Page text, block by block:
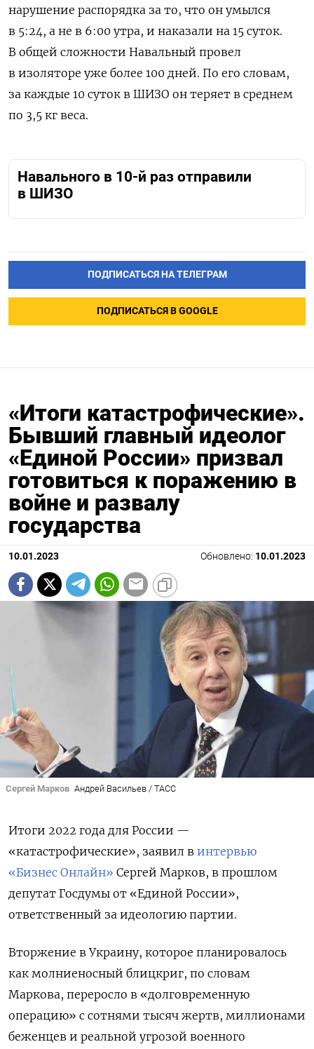
нарушение распорядка за то, что он умылся
в 5:24, а не в 6:00 утра, и наказали на 15 суток.
В общей сложности Навальный провел
в изоляторе уже более 100 дней. По его словам,
за каждые 10 суток в ШИЗО он теряет в среднем
по 3,5 кг веса.
Навального в 10-й раз отправили
в ШИЗО
ПОДПИСАТЬСЯ НА ТЕЛЕГРАМ
ПОДПИСАТЬСЯ В GOOGLE
«Итоги катастрофические».
Бывший главный идеолог
«Единой России» призвал
готовиться к поражению в
войне и развалу
государства
10.01.2023 Обновлено: 10.01.2023
Сергей Марков Андрей Васильев / ТАСС
Итоги 2022 года для России —
«катастрофические», заявил в интервью
«Бизнес Онлайн» Сергей Марков, в прошлом
депутат Госдумы от «Единой России»,
ответственный за идеологию партии.
Вторжение в Украину, которое планировалось
как молниеносный блицкриг, по словам
Маркова, переросло в «долговременную
операцию» с сотнями тысяч жертв, миллионами
беженцев и реальной угрозой военного